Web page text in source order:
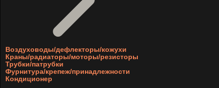
Воздуховоды/дефлекторы/кожухи
Краны/радиаторы/моторы/резисторы
Трубки/патрубки
Фурнитура/крепеж/принадлежности
Кондиционер